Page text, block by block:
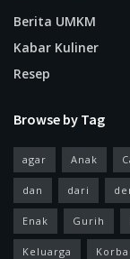
Berita UMKM
Kabar Kuliner
Resep
Browse by Tag
agar Anak
dan dari
Enak Gurih
Keluarga